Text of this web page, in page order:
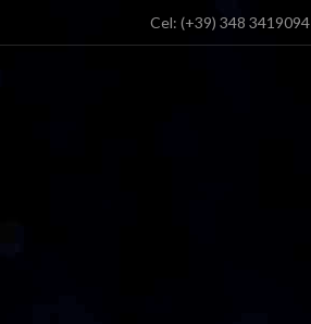
Cel: (+39) 348 3419094